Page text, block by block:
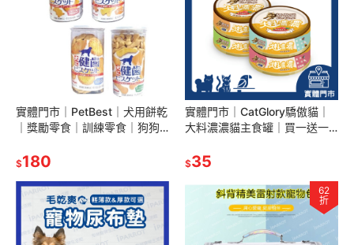
實體門市｜PetBest｜犬用餅乾
｜獎勵零食｜訓練零食｜狗狗
翔帥寵物生活館
$180
實體門市｜CatGlory驕傲貓｜
大料濃濃貓主食罐｜買一送一
貓｜貓罐｜大料濃濃｜翔帥寵
$35
62
折